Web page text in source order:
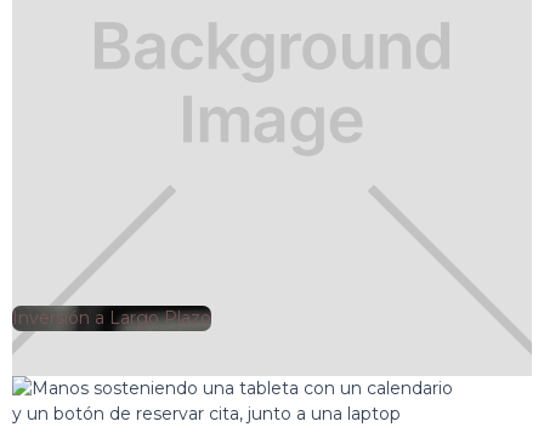
Jorge Gutiérrez
Inversión a Largo Plazo